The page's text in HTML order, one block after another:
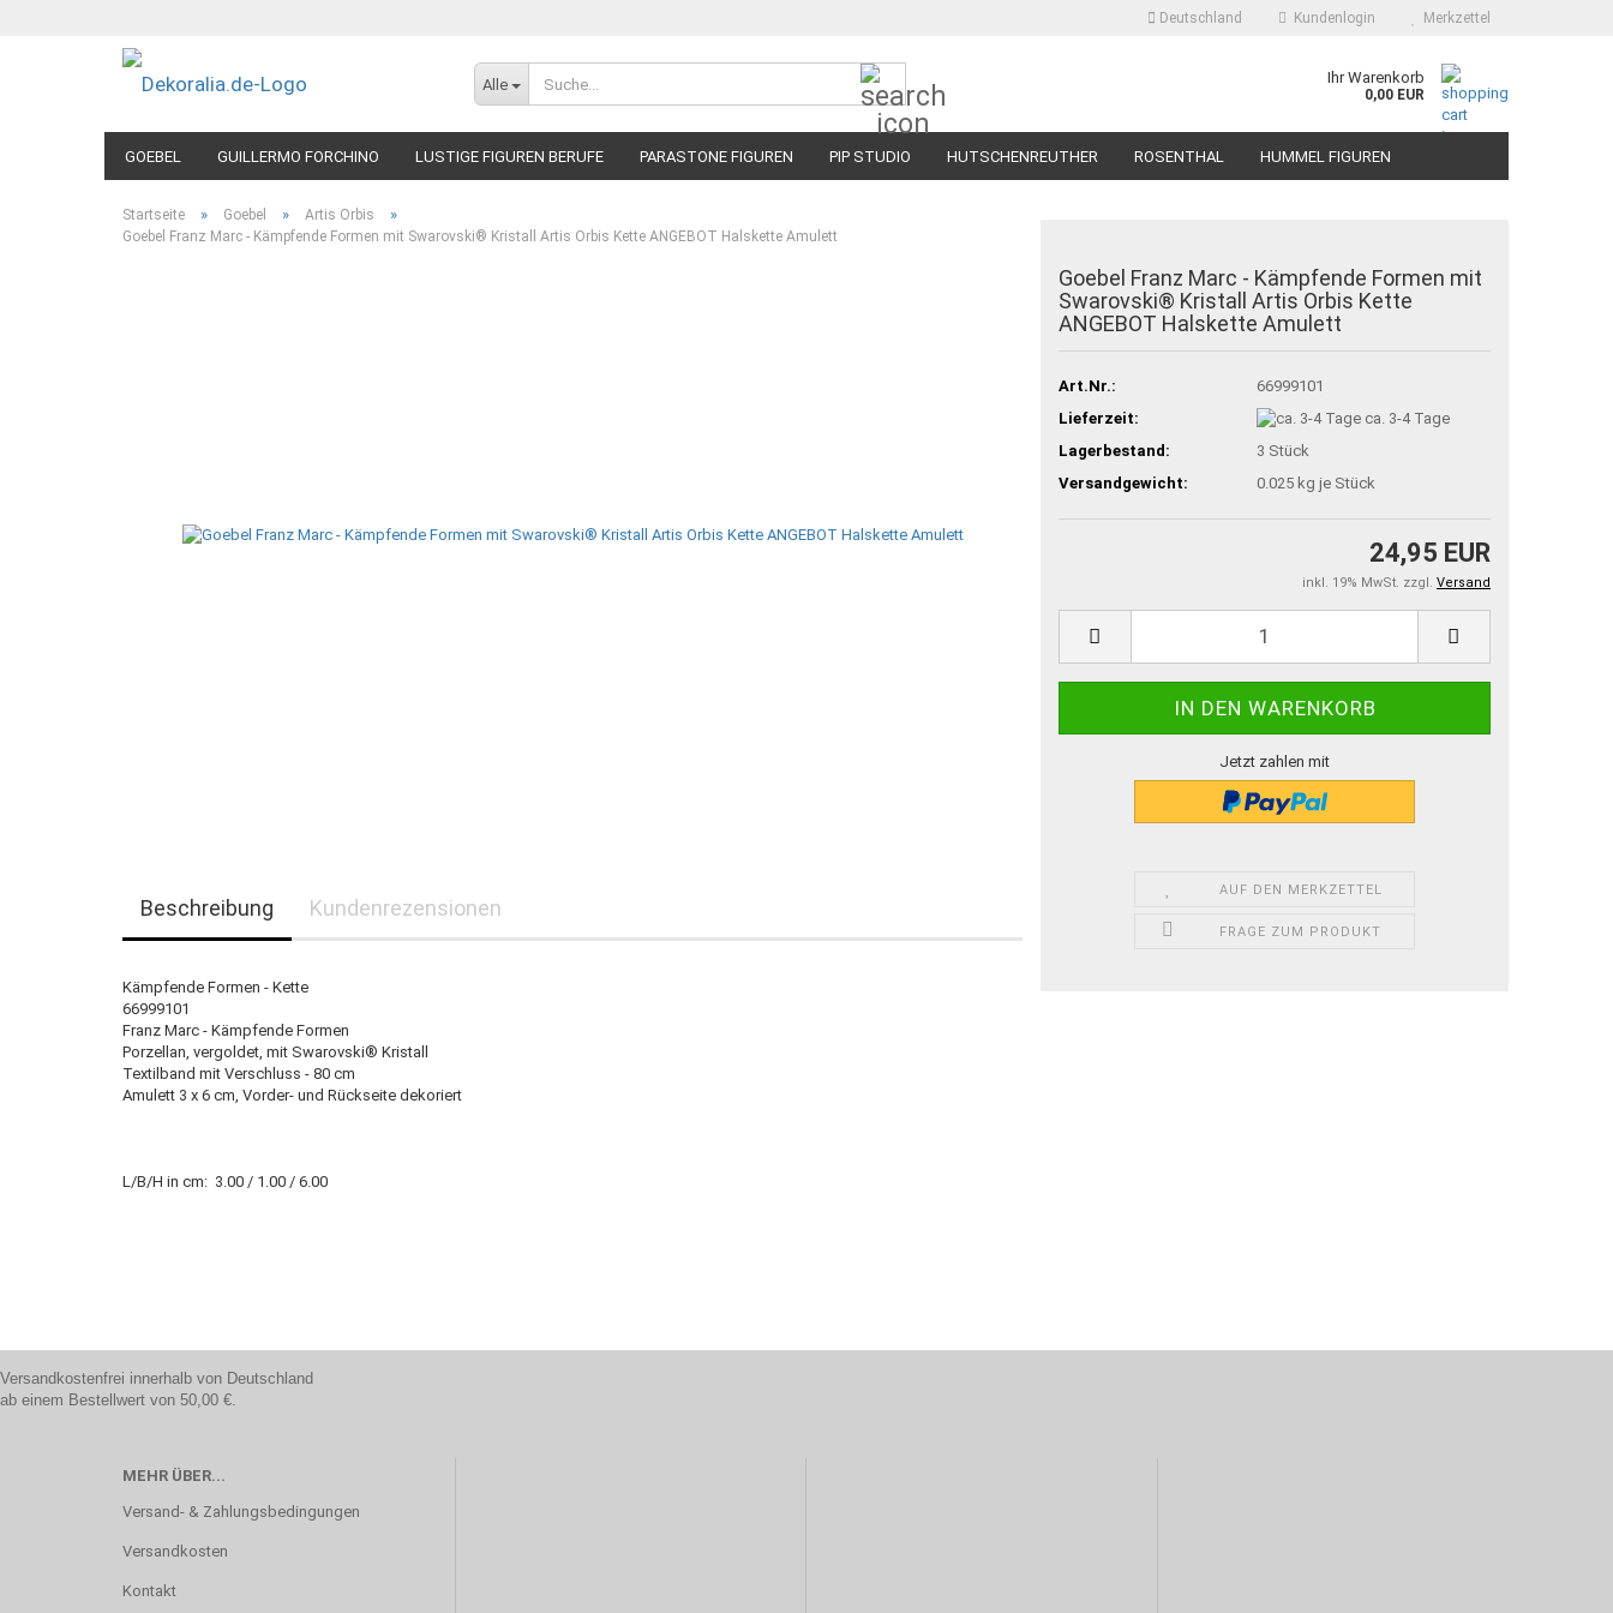
Deutschland Kundenlogin Merkzettel
Alle Ihr Warenkorb
0,00 EUR
GOEBEL GUILLERMO FORCHINO LUSTIGE FIGUREN BERUFE PARASTONE FIGUREN PIP STUDIO HUTSCHENREUTHER ROSENTHAL HUMMEL FIGUREN
Startseite » Goebel » Artis Orbis »
Goebel Franz Marc - Kämpfende Formen mit Swarovski® Kristall Artis Orbis Kette ANGEBOT Halskette Amulett
Goebel Franz Marc - Kämpfende Formen mit
Swarovski® Kristall Artis Orbis Kette
ANGEBOT Halskette Amulett
Art.Nr.:
66999101
Lieferzeit:
ca. 3-4 Tage
Lagerbestand:
3 Stück
Versandgewicht:
0.025 kg je Stück
24,95 EUR
inkl. 19% MwSt. zzgl. Versand
Jetzt zahlen mit
AUF DEN MERKZETTEL
FRAGE ZUM PRODUKT
Beschreibung Kundenrezensionen
Kämpfende Formen - Kette
66999101
Franz Marc - Kämpfende Formen
Porzellan, vergoldet, mit Swarovski® Kristall
Textilband mit Verschluss - 80 cm
Amulett 3 x 6 cm, Vorder- und Rückseite dekoriert
L/B/H in cm: 3.00 / 1.00 / 6.00
Versandkostenfrei innerhalb von Deutschland
ab einem Bestellwert von 50,00 €.
MEHR ÜBER...
Versand- & Zahlungsbedingungen
Versandkosten
Kontakt